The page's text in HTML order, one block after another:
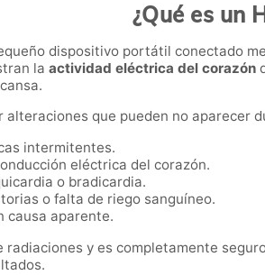
¿Qué es un
dispositivo portátil conectado
la actividad eléctrica del corazón
alteraciones que pueden no aparecer
intermitentes.
eléctrica del corazón.
o bradicardia.
o falta de riego sanguíneo.
causa aparente.
radiaciones y es completamente